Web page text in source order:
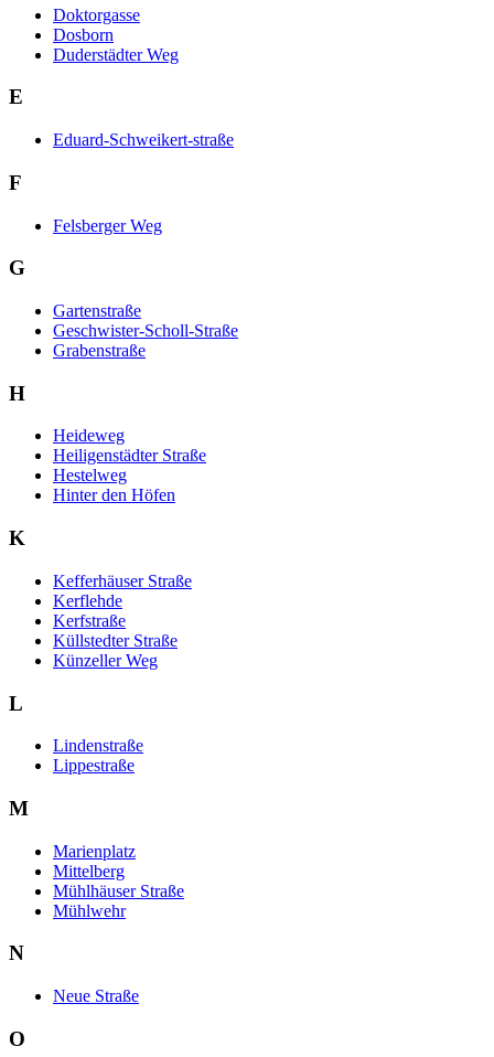
Doktorgasse
Dosborn
Duderstädter Weg
E
Eduard-Schweikert-straße
F
Felsberger Weg
G
Gartenstraße
Geschwister-Scholl-Straße
Grabenstraße
H
Heideweg
Heiligenstädter Straße
Hestelweg
Hinter den Höfen
K
Kefferhäuser Straße
Kerflehde
Kerfstraße
Küllstedter Straße
Künzeller Weg
L
Lindenstraße
Lippestraße
M
Marienplatz
Mittelberg
Mühlhäuser Straße
Mühlwehr
N
Neue Straße
O